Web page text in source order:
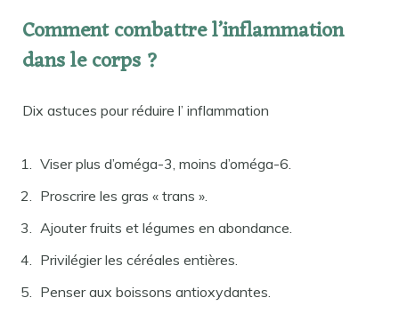
Comment combattre l’inflammation
dans le corps ?
Dix astuces pour réduire l’ inflammation
Viser plus d’oméga-3, moins d’oméga-6.
Proscrire les gras « trans ».
Ajouter fruits et légumes en abondance.
Privilégier les céréales entières.
Penser aux boissons antioxydantes.